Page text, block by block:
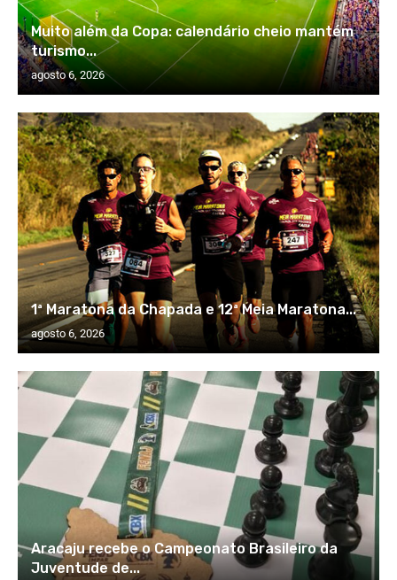
Muito além da Copa: calendário cheio mantém
turismo...
agosto 6, 2026
1ª Maratona da Chapada e 12ª Meia Maratona...
agosto 6, 2026
Aracaju recebe o Campeonato Brasileiro da
Juventude de...